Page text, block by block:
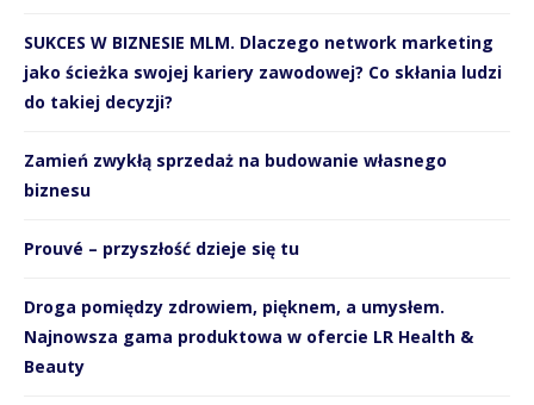
SUKCES W BIZNESIE MLM. Dlaczego network marketing
jako ścieżka swojej kariery zawodowej? Co skłania ludzi
do takiej decyzji?
Zamień zwykłą sprzedaż na budowanie własnego
biznesu
Prouvé – przyszłość dzieje się tu
Droga pomiędzy zdrowiem, pięknem, a umysłem.
Najnowsza gama produktowa w ofercie LR Health &
Beauty